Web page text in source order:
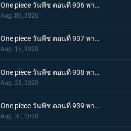
One piece วันพีช ตอนที่ 936 พากย์ไทย เรียนรู้ถึงแก่น ฮาคิแห่งวาโนะ ริวโอ!
Aug. 09, 2020
One piece วันพีช ตอนที่ 937 พากย์ไทย โทโนะยาสุ! ผู้เป็นที่รักของเมืองเอบิสุ!
Aug. 16, 2020
One piece วันพีช ตอนที่ 938 พากย์ไทย สะเทือนทั่วหล้า ตัวตนที่แท้จริงของจอมโจรเจ้าหนูสามฉลู
Aug. 23, 2020
One piece วันพีช ตอนที่ 939 พากย์ไทย ความเจ็บปวดของพวกพ้อง! การช่วยเหลือโทโนะยาสุที่ถูกจับ
Aug. 30, 2020